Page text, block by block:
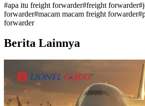
#apa itu freight forwarder#freight forwarder#
forwarder#macam macam freight forwarder#
forwarder
Berita Lainnya